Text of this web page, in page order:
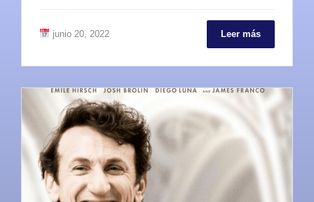
junio 20, 2022 Leer más